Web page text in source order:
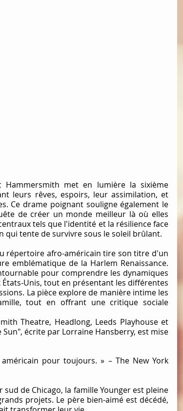
met en lumière la sixième
leurs rêves, espoirs, leur assimilation, et
Ce drame poignant souligne également le
de créer un monde meilleur là où elles
tels que l'identité et la résilience face
qui tente de survivre sous le soleil brûlant.
répertoire afro-américain tire son titre d'un
pour comprendre les dynamiques
Unis, tout en présentant les différentes
La pièce explore de manière intime les
tout en offrant une critique sociale
Theatre, Headlong, Leeds Playhouse et
écrite par Lorraine Hansberry, est mise
pour toujours. » – The New York
de Chicago, la famille Younger est pleine
projets. Le père bien-aimé est décédé,